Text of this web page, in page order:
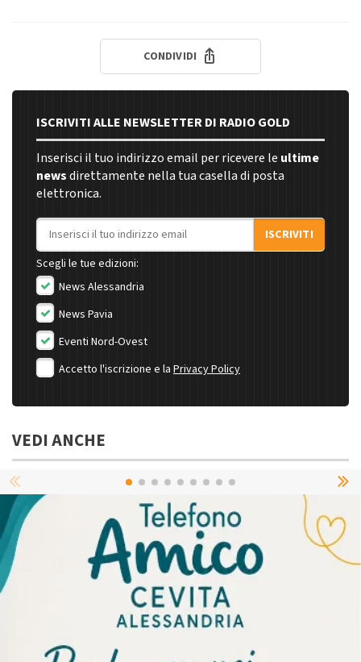
CONDIVIDI
ISCRIVITI ALLE NEWSLETTER DI RADIO GOLD
Inserisci il tuo indirizzo email per ricevere le ultime
newsdirettamente nella tua casella di posta
elettronica.
Indirizzo email
ISCRIVITI
Scegli le tue edizioni:
News Alessandria
News Pavia
Eventi Nord-Ovest
Accetto l'iscrizione e la Privacy Policy
VEDI ANCHE